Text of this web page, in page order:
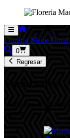
Floreria Made Floral
0
Regresar